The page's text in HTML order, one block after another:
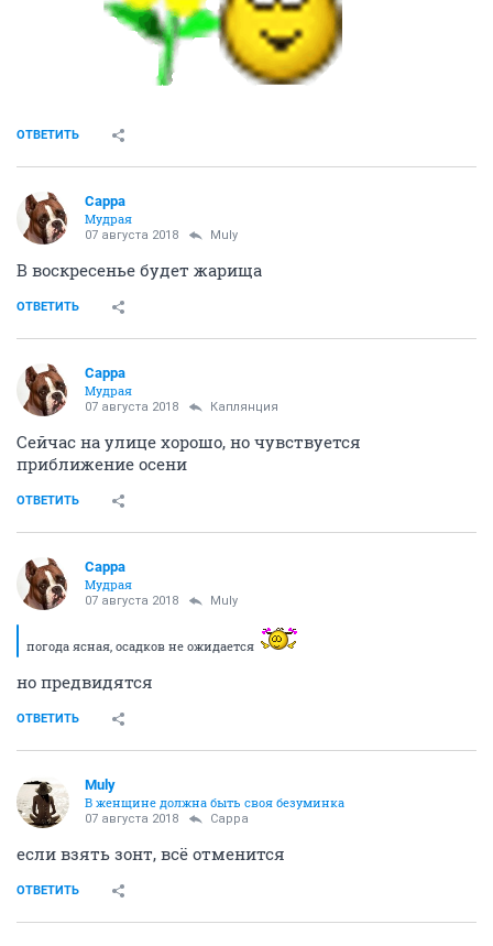
ОТВЕТИТЬ
Сарра
Мудрая
07 августа 2018 Muly
В воскресенье будет жарища
ОТВЕТИТЬ
Сарра
Мудрая
07 августа 2018 Каплянция
Сейчас на улице хорошо, но чувствуется
приближение осени
ОТВЕТИТЬ
Сарра
Мудрая
07 августа 2018 Muly
погода ясная, осадков не ожидается
но предвидятся
ОТВЕТИТЬ
Muly
В женщине должна быть своя безyминка
07 августа 2018 Сарра
если взять зонт, всё отменится
ОТВЕТИТЬ